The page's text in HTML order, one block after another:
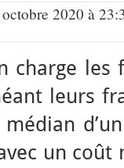
2020 à
charge
leurs
un